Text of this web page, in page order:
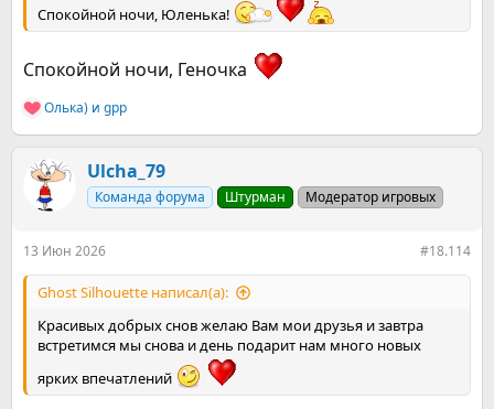
Спокойной ночи, Юленька!
Спокойной ночи, Геночка
Р
е
Олька) и gpp
Ulcha_79
Команда форума Штурман Модератор игровых
13 Июн 2026 #18.114
Ghost Silhouette написал(а):
Красивых добрых снов желаю Вам мои друзья и завтра
встретимся мы снова и день подарит нам много новых
ярких впечатлений